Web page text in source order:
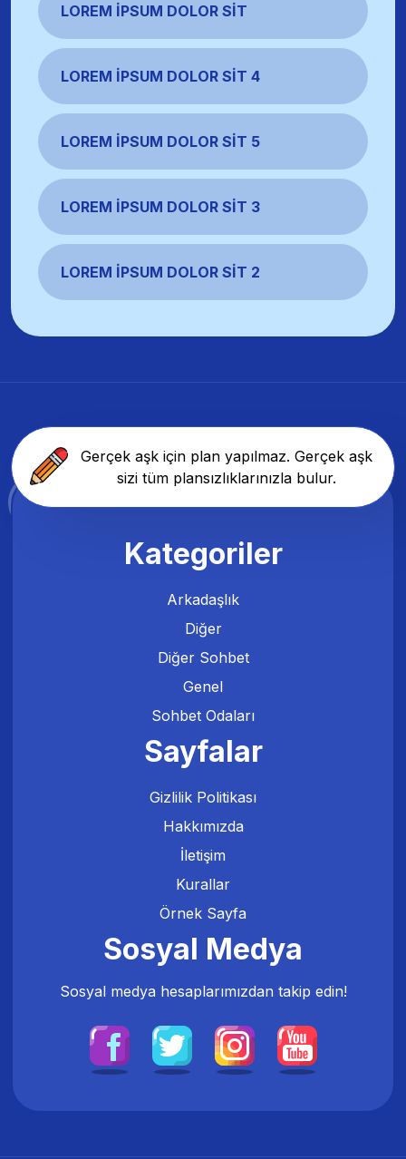
LOREM İPSUM DOLOR SIT
LOREM İPSUM DOLOR SIT 4
LOREM İPSUM DOLOR SIT 5
LOREM İPSUM DOLOR SIT 3
LOREM İPSUM DOLOR SIT 2
Gerçek aşk için plan yapılmaz. Gerçek aşk
sizi tüm plansızlıklarınızla bulur.
Kategoriler
Arkadaşlık
Diğer
Diğer Sohbet
Genel
Sohbet Odaları
Sayfalar
Gizlilik Politikası
Hakkımızda
İletişim
Kurallar
Örnek Sayfa
Sosyal Medya
Sosyal medya hesaplarımızdan takip edin!